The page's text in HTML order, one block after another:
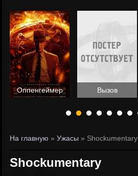
Оппенгеймер Вызов
На главную »Ужасы » Shockumentary
Shockumentary